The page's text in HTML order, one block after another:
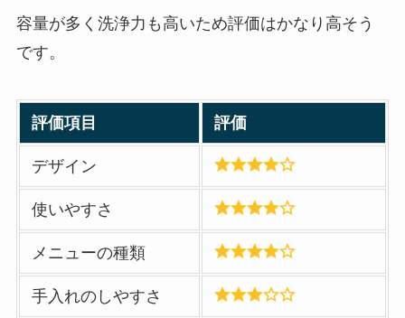
容量が多く洗浄力も高いため評価はかなり高そう
です。
評価項目 評価
デザイン
使いやすさ
メニューの種類
手入れのしやすさ